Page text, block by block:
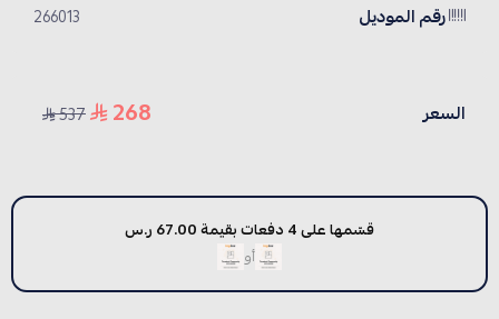
رقم الموديل 266013
السعر 268
537
قسّمها على 4 دفعات بقيمة 67.00 ر.س
أو